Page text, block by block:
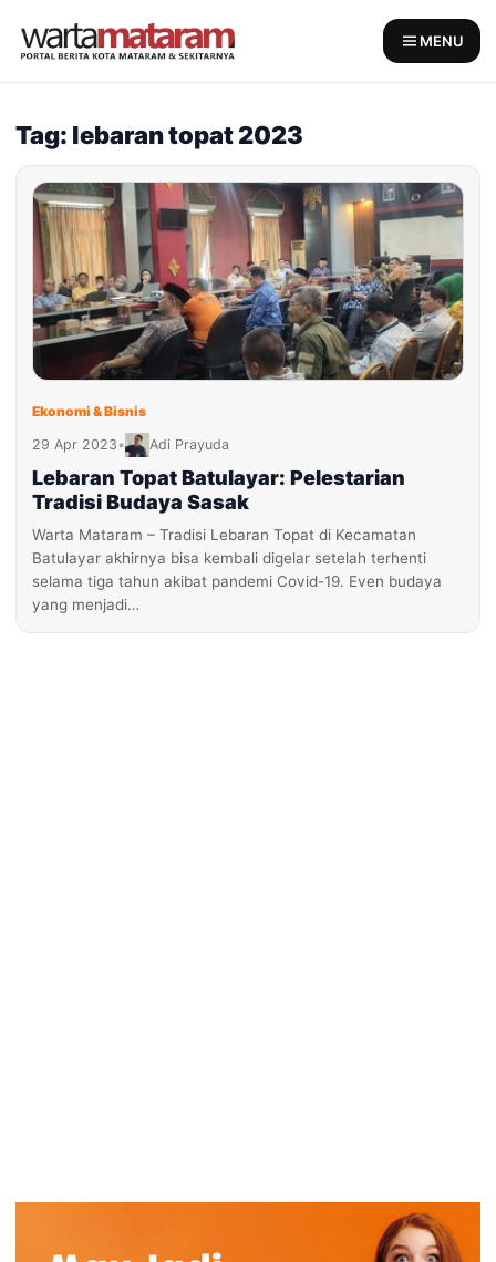
MENU
Tag: lebaran topat 2023
Ekonomi & Bisnis
29 Apr 2023• Adi Prayuda
Lebaran Topat Batulayar: Pelestarian
Tradisi Budaya Sasak
Warta Mataram – Tradisi Lebaran Topat di Kecamatan
Batulayar akhirnya bisa kembali digelar setelah terhenti
selama tiga tahun akibat pandemi Covid-19. Even budaya
yang menjadi…